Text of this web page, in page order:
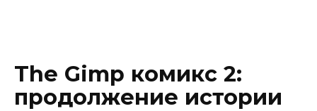
The Gimp комикс 2:
продолжение истории